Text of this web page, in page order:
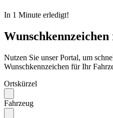
In 1 Minute erledigt!
Nutzen Sie unser Portal, um
Wunschkennzeichen für Ihr
Ortskürzel
Fahrzeug